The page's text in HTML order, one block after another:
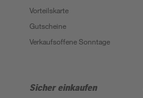
Vorteilskarte
Gutscheine
Verkaufsoffene Sonntage
Sicher einkaufen